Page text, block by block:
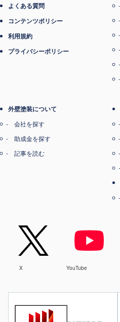
よくある質問
コンテンツポリシー
利用規約
プライバシーポリシー
外壁塗装について
会社を探す
助成金を探す
記事を読む
X YouTube